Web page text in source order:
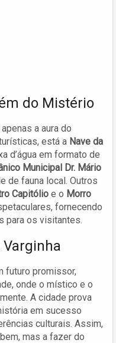
do Mistério
a aura do
está a Nave da
d’água em formato de
Municipal Dr. Mário
de fauna local. Outros
Capitólio e o Morro
fornecendo
para os visitantes.
futuro promissor,
onde o místico e o
A cidade prova
em sucesso
culturais. Assim,
mas a fazer do